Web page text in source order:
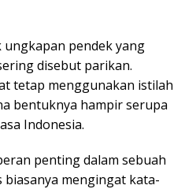
ungkapan pendek yang
disebut parikan.
tetap menggunakan istilah
bentuknya hampir serupa
Indonesia.
penting dalam sebuah
biasanya mengingat kata-